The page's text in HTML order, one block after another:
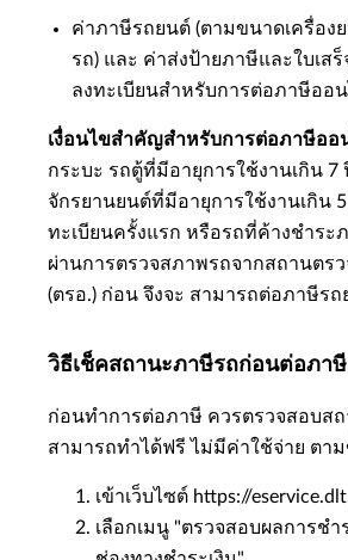
ค่าภาษีรถยนต์ (ตามขนาดเครื่อง
รถ) และ ค่าส่งป้ายภาษีและใบเส
ลงทะเบียนสำหรับการต่อภาษีออ
เงื่อนไขสำคัญสำหรับการต่อภาษีออ
กระบะ รถตู้ที่มีอายุการใช้งานเกิน 7
จักรยานยนต์ที่มีอายุการใช้งานเกิน
ทะเบียนครั้งแรก หรือรถที่ค้างชำระ
ผ่านการตรวจสภาพรถจากสถานตร
(ตรอ.) ก่อน จึงจะ สามารถต่อภาษีร
วิธีเช็คสถานะภาษีรถก่อนต่อภาษี
ก่อนทำการต่อภาษี ควรตรวจสอบส
สามารถทำได้ฟรี ไม่มีค่าใช้จ่าย ตา
เข้าเว็บไซต์ https://
เลือกเมนู "ตรวจสอบผลการช